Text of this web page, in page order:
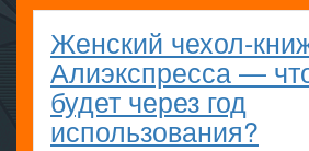
Женский чехол-
Алиэкспресса —
будет через год
использования?